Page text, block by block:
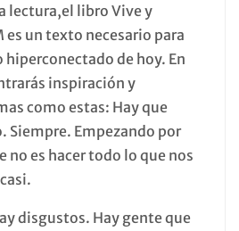
lectura,el libro Vive y
un texto necesario para
hiperconectado de hoy. En
inspiración y
como estas: Hay que
Siempre. Empezando por
no es hacer todo lo que nos
disgustos. Hay gente que